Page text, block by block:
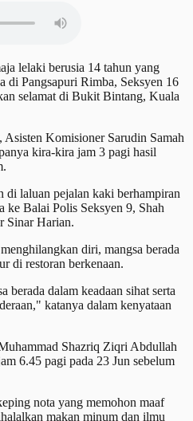
lelaki berusia 14 tahun yang
di Pangsapuri Rimba, Seksyen 16
selamat di Bukit Bintang, Kuala
Komisioner Sarudin Samah
kira-kira jam 3 pagi hasil
di laluan pejalan kaki berhampiran
ke Balai Polis Seksyen 9, Shah
Sinar Harian.
diri, mangsa berada
di restoran berkenaan.
berada dalam keadaan sihat serta
katanya dalam kenyataan
Shazriq Ziqri Abdullah
6.45 pagi pada 23 Jun sebelum
nota yang memohon maaf
makan minum dan ilmu